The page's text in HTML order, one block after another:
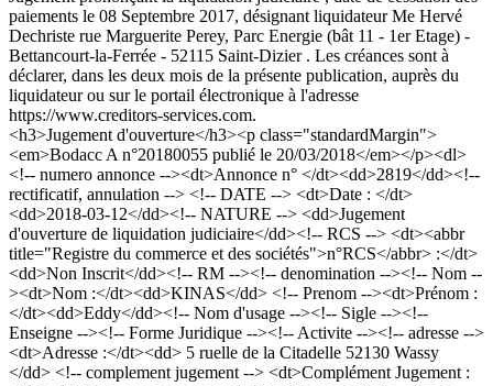
paiements le 08 Septembre 2017, désignant liquidateur Me Hervé
Dechriste rue Marguerite Perey, Parc Energie (bât 11 - 1er Etage) -
Bettancourt-la-Ferrée - 52115 Saint-Dizier . Les créances sont à
déclarer, dans les deux mois de la présente publication, auprès du
liquidateur ou sur le portail électronique à l'adresse
https://www.creditors-services.com.
<h3>Jugement d'ouverture</h3><p class="standardMargin">
<em>Bodacc A n°20180055 publié le 20/03/2018</em></p><dl>
<!-- numero annonce --><dt>Annonce n° </dt><dd>2819</dd><!--
rectificatif, annulation --> <!-- DATE --> <dt>Date : </dt>
<dd>2018-03-12</dd><!-- NATURE --> <dd>Jugement
d'ouverture de liquidation judiciaire</dd><!-- RCS --> <dt><abbr
title="Registre du commerce et des sociétés">n°RCS</abbr> :</dt>
<dd>Non Inscrit</dd><!-- RM --><!-- denomination --><!-- Nom --
><dt>Nom :</dt><dd>KINAS</dd> <!-- Prenom --><dt>Prénom :
</dt><dd>Eddy</dd><!-- Nom d'usage --><!-- Sigle --><!--
Enseigne --><!-- Forme Juridique --><!-- Activite --><!-- adresse -->
<dt>Adresse :</dt><dd> 5 ruelle de la Citadelle 52130 Wassy
</dd> <!-- complement jugement --> <dt>Complément Jugement :